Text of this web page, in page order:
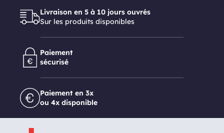
Livraison en 5 à 10 jours ouvrés
Sur les produits disponibles
Paiement
sécurisé
Paiement en 3x
ou 4x disponible